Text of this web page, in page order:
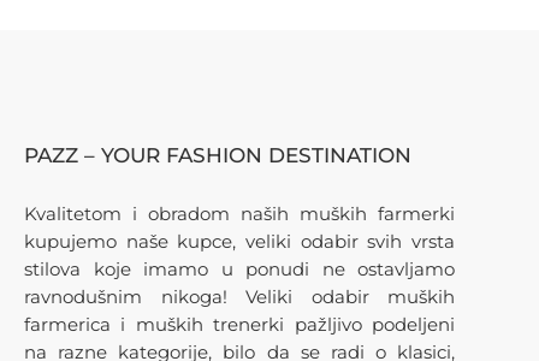
PAZZ – YOUR FASHION DESTINATION
Kvalitetom i obradom naših muških farmerki
kupujemo naše kupce, veliki odabir svih vrsta
stilova koje imamo u ponudi ne ostavljamo
ravnodušnim nikoga! Veliki odabir muških
farmerica i muških trenerki pažljivo podeljeni
na razne kategorije, bilo da se radi o klasici,